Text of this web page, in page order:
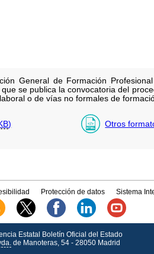
General de Formación
se publica la convocatoria del
o de vías no formales de
) Otros
Protección de datos Sistema
Estatal Boletín Oficial del Estado
de Manoteras, 54 - 28050 Madrid